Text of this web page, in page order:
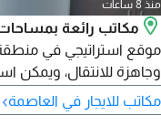
منذ 8 ساعات
موقع استراتيجي في منطقة
وجاهزة للانتقال، ويمكن
مساحة كبيرة لوقوف
مكاتب للايجار في العاصمة›